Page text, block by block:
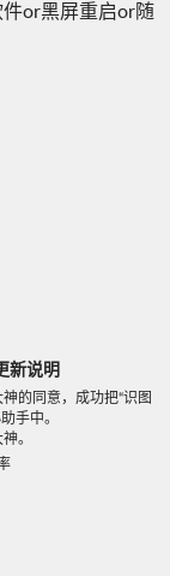
or黑屏重启or随
新说明
的同意，成功把“识图
手中。
。